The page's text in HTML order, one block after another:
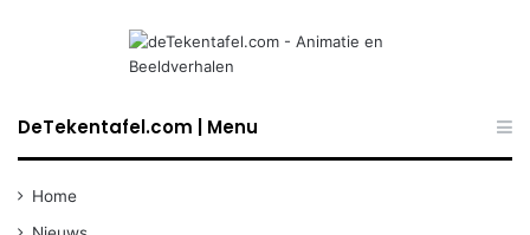
DeTekentafel.com | Menu
Home